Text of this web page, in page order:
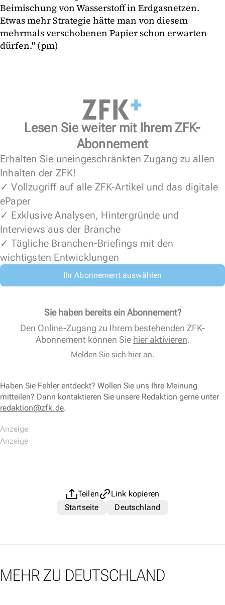
Beimischung von Wasserstoff in Erdgasnetzen.
Etwas mehr Strategie hätte man von diesem
mehrmals verschobenen Papier schon erwarten
dürfen." (pm)
Lesen Sie weiter mit Ihrem ZFK-
Abonnement
Erhalten Sie uneingeschränkten Zugang zu allen
Inhalten der ZFK!
✓ Vollzugriff auf alle ZFK-Artikel und das digitale
ePaper
✓ Exklusive Analysen, Hintergründe und
Interviews aus der Branche
✓ Tägliche Branchen-Briefings mit den
wichtigsten Entwicklungen
Ihr Abonnement auswählen
Sie haben bereits ein Abonnement?
Den Online-Zugang zu Ihrem bestehenden ZFK-
Abonnement können Sie hier aktivieren.
Melden Sie sich hier an.
Haben Sie Fehler entdeckt? Wollen Sie uns Ihre Meinung
mitteilen? Dann kontaktieren Sie unsere Redaktion gerne unter
redaktion@zfk.de.
Teilen
Link kopieren
Startseite
Deutschland
MEHR ZU DEUTSCHLAND